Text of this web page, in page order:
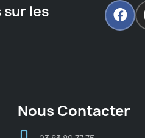
sur les
Nous Contacter